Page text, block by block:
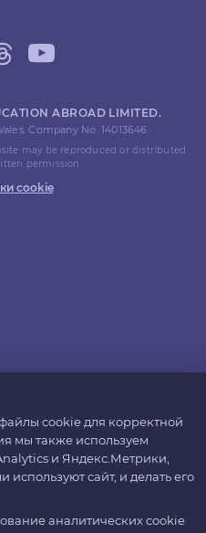
ABROAD LIMITED.
Company No. 14013646.
may be reproduced or distributed
permission.
cookie
cookie для корректной
мы также используем
и Яндекс.Метрики,
используют сайт, и делать его
аналитических cookie